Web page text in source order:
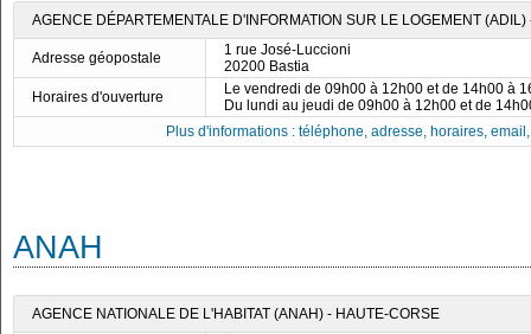
AGENCE DÉPARTEMENTALE D'INFORMATION SUR LE LOGEMENT
Adresse géopostale
1 rue José-Luccioni
20200 Bastia
Horaires d'ouverture
Le vendredi de 09h00 à 12h00 et de 14h00 à
Du lundi au jeudi de 09h00 à 12h00 et de
Plus d'informations : téléphone, adresse, horaires,
ANAH
AGENCE NATIONALE DE L'HABITAT (ANAH) - HAUTE-CORSE